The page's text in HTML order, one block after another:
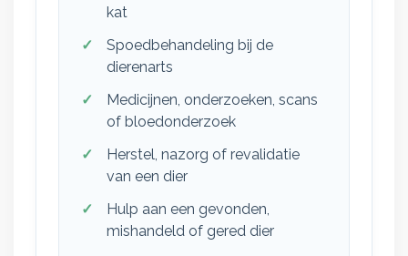
kat
Spoedbehandeling bij de
dierenarts
Medicijnen, onderzoeken, scans
of bloedonderzoek
Herstel, nazorg of revalidatie
van een dier
Hulp aan een gevonden,
mishandeld of gered dier